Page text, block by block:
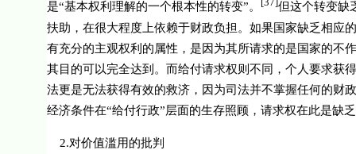
是“基本权利理解的一个根本性的转变”。
[37]但这个转变缺
扶助，在很大程度上依赖于财政负担。如果国家缺乏相应
有充分的主观权利的属性，是因为其所请求的是国家的不
其目的可以完全达到。而给付请求权则不同，个人要求获
法更是无法获得有效的救济，因为司法并不掌握任何的财
经济条件在“给付行政”层面的生存照顾，请求权在此是缺
2.对价值滥用的批判